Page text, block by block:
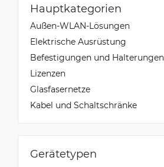
Hauptkategorien
Außen-WLAN-Lösungen
Elektrische Ausrüstung
Befestigungen und Halterungen
Lizenzen
Glasfasernetze
Kabel und Schaltschränke
Gerätetypen